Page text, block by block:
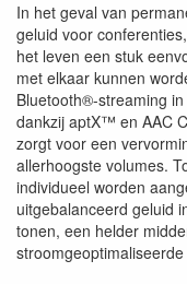
In het geval van
geluid voor
het leven een stuk
met elkaar kunnen
Bluetooth®-streaming
dankzij aptX™ en AAC
zorgt voor een
allerhoogste volumes.
individueel worden
uitgebalanceerd geluid
tonen, een helder